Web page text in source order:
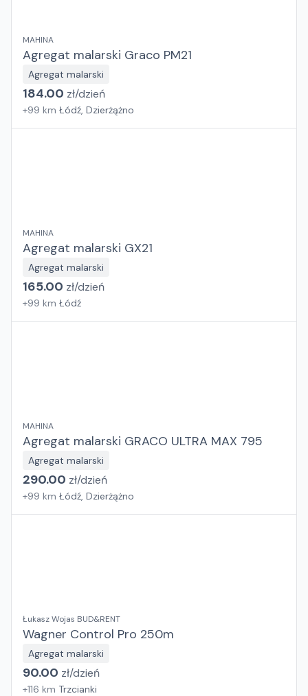
MAHINA
Agregat malarski Graco PM21
Agregat malarski
184.00 zł/dzień
+99 km Łódź, Dzierżążno
MAHINA
Agregat malarski GX21
Agregat malarski
165.00 zł/dzień
+99 km Łódź
MAHINA
Agregat malarski GRACO ULTRA MAX 795
Agregat malarski
290.00 zł/dzień
+99 km Łódź, Dzierżążno
Łukasz Wojas BUD&RENT
Wagner Control Pro 250m
Agregat malarski
90.00 zł/dzień
+116 km Trzcianki